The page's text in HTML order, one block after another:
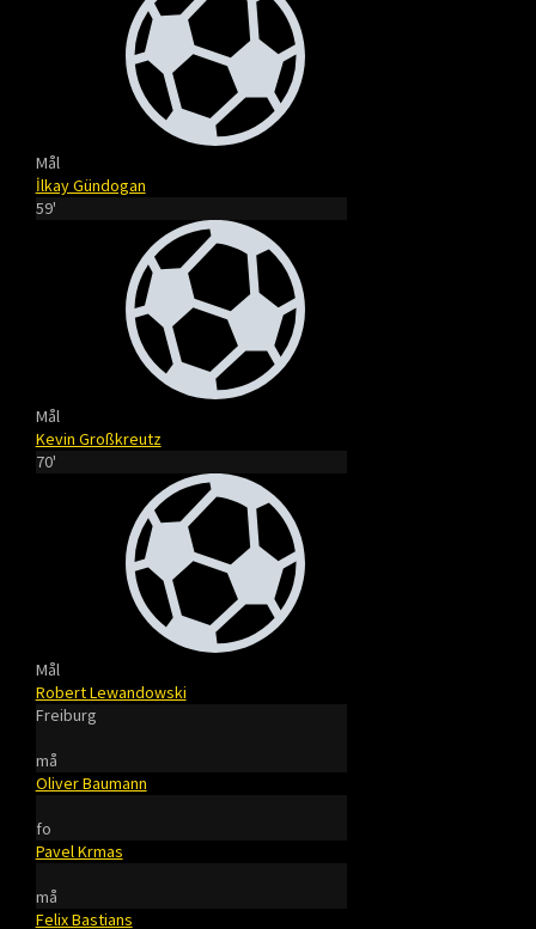
Mål
İlkay Gündogan
59'
Mål
Kevin Großkreutz
70'
Mål
Robert Lewandowski
Freiburg
må
Oliver Baumann
fo
Pavel Krmas
må
Felix Bastians